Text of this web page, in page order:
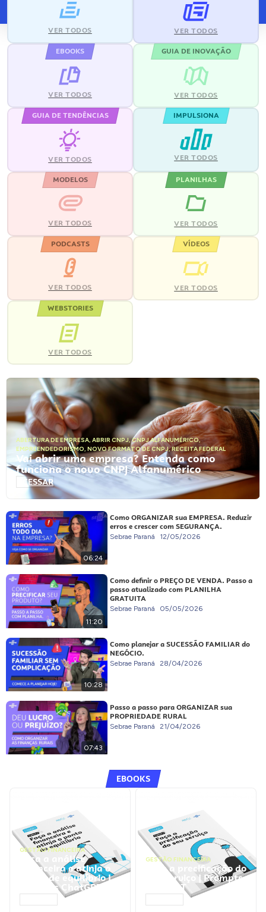
VER TODOS VER TODOS
EBOOKS
VER TODOS
GUIA DE INOVAÇÃO
VER TODOS
GUIA DE TENDÊNCIAS
VER TODOS
IMPULSIONA
VER TODOS
MODELOS
VER TODOS
PLANILHAS
VER TODOS
PODCASTS
VER TODOS
VÍDEOS
VER TODOS
WEBSTORIES
VER TODOS
ABERTURA DE EMPRESA, ABRIR CNPJ,CNPJ ALFANUMÉRICO,
EMPREENDEDORISMO, NOVO FORMATO DE CNPJ,RECEITA FEDERAL
Vai abrir uma empresa? Entenda como
funciona o novo CNPJ Alfanumérico
ACESSAR
06:24
Como ORGANIZAR sua EMPRESA. Reduzir
erros e crescer com SEGURANÇA.
Sebrae Paraná 12/05/2026
11:20
Como definir o PREÇO DE VENDA. Passo a
passo atualizado com PLANILHA
GRATUITA
Sebrae Paraná 05/05/2026
10:28
Como planejar a SUCESSÃO FAMILIAR do
NEGÓCIO.
Sebrae Paraná 28/04/2026
07:43
Passo a passo para ORGANIZAR sua
PROPRIEDADE RURAL
Sebrae Paraná 21/04/2026
EBOOKS
GESTÃO FINANCEIRA
Faça a análise
financeira e atinja o
ponto de equilíbrio |
Prompts ChatGPT
GESTÃO FINANCEIRA
Faça a precificação do
seu serviço | Prompts
ChatGPT